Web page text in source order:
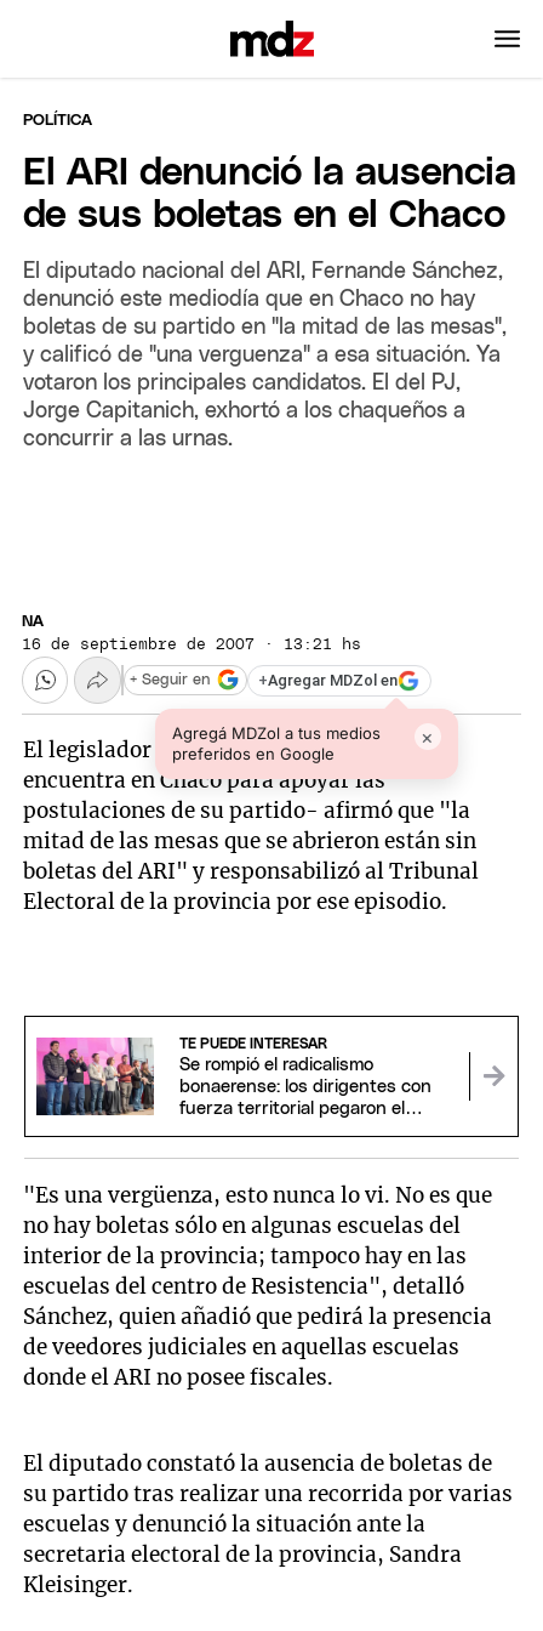
POLÍTICA
El ARI denunció la ausencia
de sus boletas en el Chaco
El diputado nacional del ARI, Fernande Sánchez,
denunció este mediodía que en Chaco no hay
boletas de su partido en "la mitad de las mesas",
y calificó de "una verguenza" a esa situación. Ya
votaron los principales candidatos. El del PJ,
Jorge Capitanich, exhortó a los chaqueños a
concurrir a las urnas.
NA
16 de septiembre de 2007 · 13:21 hs
+Agregar MDZol en
Agregá MDZol a tus medios
preferidos en Google
×
+ Seguir en
El legislador Fernando Sánchez -quien se
encuentra en Chaco para apoyar las
postulaciones de su partido- afirmó que "la
mitad de las mesas que se abrieron están sin
boletas del ARI" y responsabilizó al Tribunal
Electoral de la provincia por ese episodio.
TE PUEDE INTERESAR
Se rompió el radicalismo
bonaerense: los dirigentes con
fuerza territorial pegaron el
"Es una vergüenza, esto nunca lo vi. No es que
no hay boletas sólo en algunas escuelas del
interior de la provincia; tampoco hay en las
escuelas del centro de Resistencia", detalló
Sánchez, quien añadió que pedirá la presencia
de veedores judiciales en aquellas escuelas
donde el ARI no posee fiscales.
El diputado constató la ausencia de boletas de
su partido tras realizar una recorrida por varias
escuelas y denunció la situación ante la
secretaria electoral de la provincia, Sandra
Kleisinger.